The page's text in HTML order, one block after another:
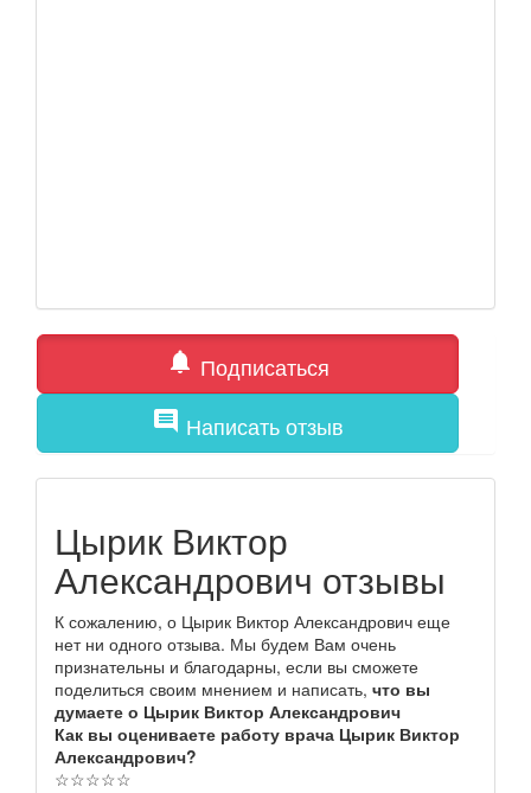
notifications Подписаться
comment Написать отзыв
Цырик Виктор
Александрович отзывы
К сожалению, о Цырик Виктор Александрович еще
нет ни одного отзыва. Мы будем Вам очень
признательны и благодарны, если вы сможете
поделиться своим мнением и написать, что вы
думаете о Цырик Виктор Александрович
Как вы оцениваете работу врача Цырик Виктор
Александрович?
☆☆☆☆☆